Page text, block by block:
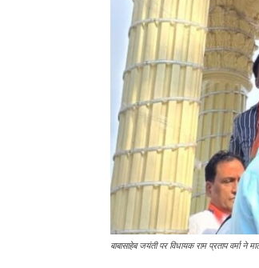
बाबासाहेब जयंती पर विधायक राम प्रताप वर्मा ने